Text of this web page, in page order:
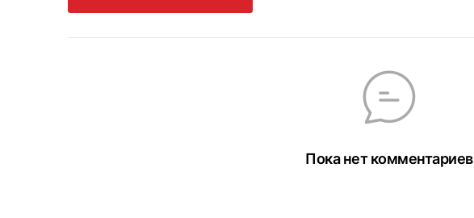
Пока нет комментариев